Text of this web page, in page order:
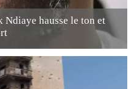
hausse le ton et